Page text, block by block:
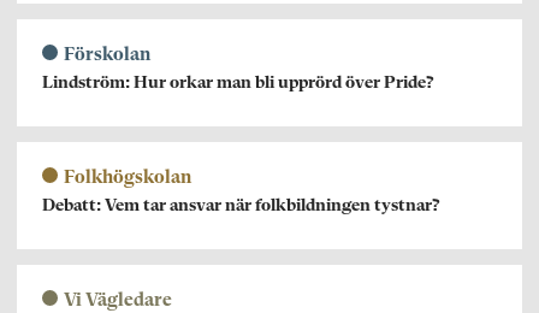
Förskolan
Lindström: Hur orkar man bli upprörd över Pride?
Folkhögskolan
Debatt: Vem tar ansvar när folkbildningen tystnar?
Vi Vägledare